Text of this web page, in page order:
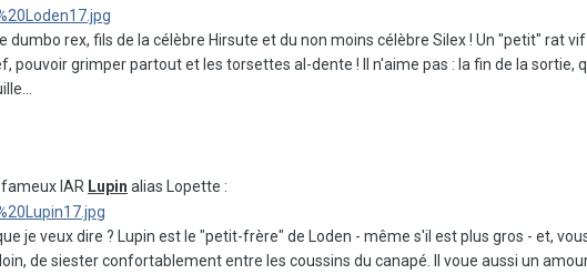
dumbo rex, fils de la célèbre Hirsute et du non moins célèbre Silex ! Un "petit" rat
pouvoir grimper partout et les torsettes al-dente ! Il n'aime pas : la fin de la
IAR Lupin alias Lopette :
je veux dire ? Lupin est le "petit-frère" de Loden - même s'il est plus gros - et,
de siester confortablement entre les coussins du canapé. Il voue aussi un